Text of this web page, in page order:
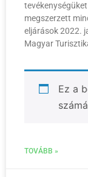
megszerzett
eljárások 2022.
Magyar
Ez a
TOVÁBB »